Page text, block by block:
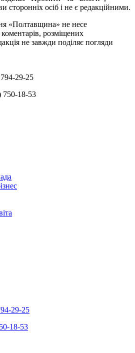
сторонніх осіб і не є редакційними.
«Полтавщина» не несе
коментарів, розміщених
не завжди поділяє погляди
29-25
750-18-53
29-25
18-53